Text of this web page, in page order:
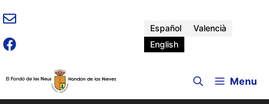
Skip
to
content
Español
Valencià
English
Menu